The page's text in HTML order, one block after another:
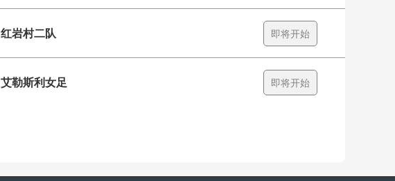
红岩村二队 即将开始
艾勒斯利女足 即将开始